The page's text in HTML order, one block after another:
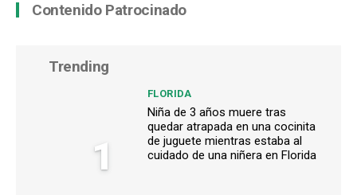
Contenido Patrocinado
Trending
1
FLORIDA
Niña de 3 años muere tras
quedar atrapada en una cocinita
de juguete mientras estaba al
cuidado de una niñera en Florida